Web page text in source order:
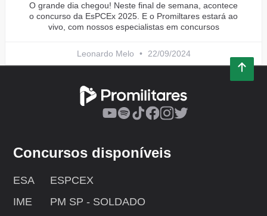
O grande dia chegou! Neste final de semana, acontece
o concurso da EsPCEx 2025. E o Promiltares estará ao
vivo, com nossos especialistas em concursos
Leonardo Melo 22/09/2024
Concursos disponíveis
ESA
IME
ESPCEX
PM SP - SOLDADO